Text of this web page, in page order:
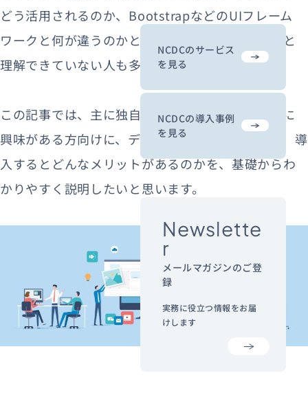
どう活用されるのか、BootstrapなどのUIフレーム
ワークと何が違うのかといった詳細まではきちんと
理解できていない人も多いようです。
この記事では、主に独自のデザインシステム構築に
興味がある方向けに、デザインシステムとは何か、導
入するとどんなメリットがあるのかを、基礎からわ
かりやすく説明したいと思います。
NCDCのサービス
を見る
NCDCの導入事例
を見る
Newslette
r
メールマガジンのご登
録
実務に役立つ情報をお届
けします